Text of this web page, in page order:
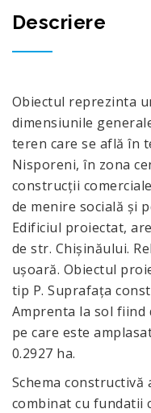
Descriere
Obiectul reprezinta
dimensiunile
teren care se află în
Nisporeni, în zona
construcții
de menire socială și
Edificiul proiectat,
de str. Chișinăului.
ușoară. Obiectul
tip P. Suprafața
Amprenta la sol fiind
pe care este
0.2927 ha.
Schema
combinat cu fundatii